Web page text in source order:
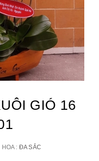
GIÓ 16
HOA : ĐA SẮC